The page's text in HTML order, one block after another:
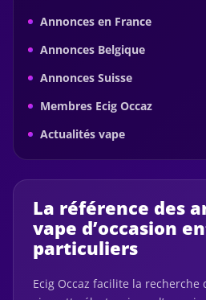
Annonces en France
Annonces Belgique
Annonces Suisse
Membres Ecig Occaz
Actualités vape
La référence des
vape d’occasion
particuliers
Ecig Occaz facilite la recherche